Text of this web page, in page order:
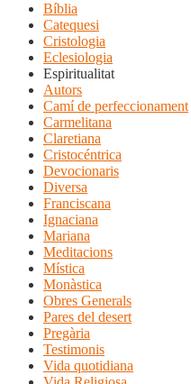
Bíblia
Catequesi
Cristologia
Eclesiologia
Espiritualitat
Autors
Camí de perfeccionament
Carmelitana
Claretiana
Cristocéntrica
Devocionaris
Diversa
Franciscana
Ignaciana
Mariana
Meditacions
Mística
Monàstica
Obres Generals
Pares del desert
Pregària
Testimonis
Vida quotidiana